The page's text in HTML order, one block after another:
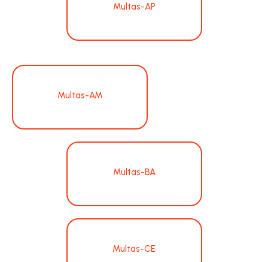
Multas-AP
Multas-AM
Multas-BA
Multas-CE